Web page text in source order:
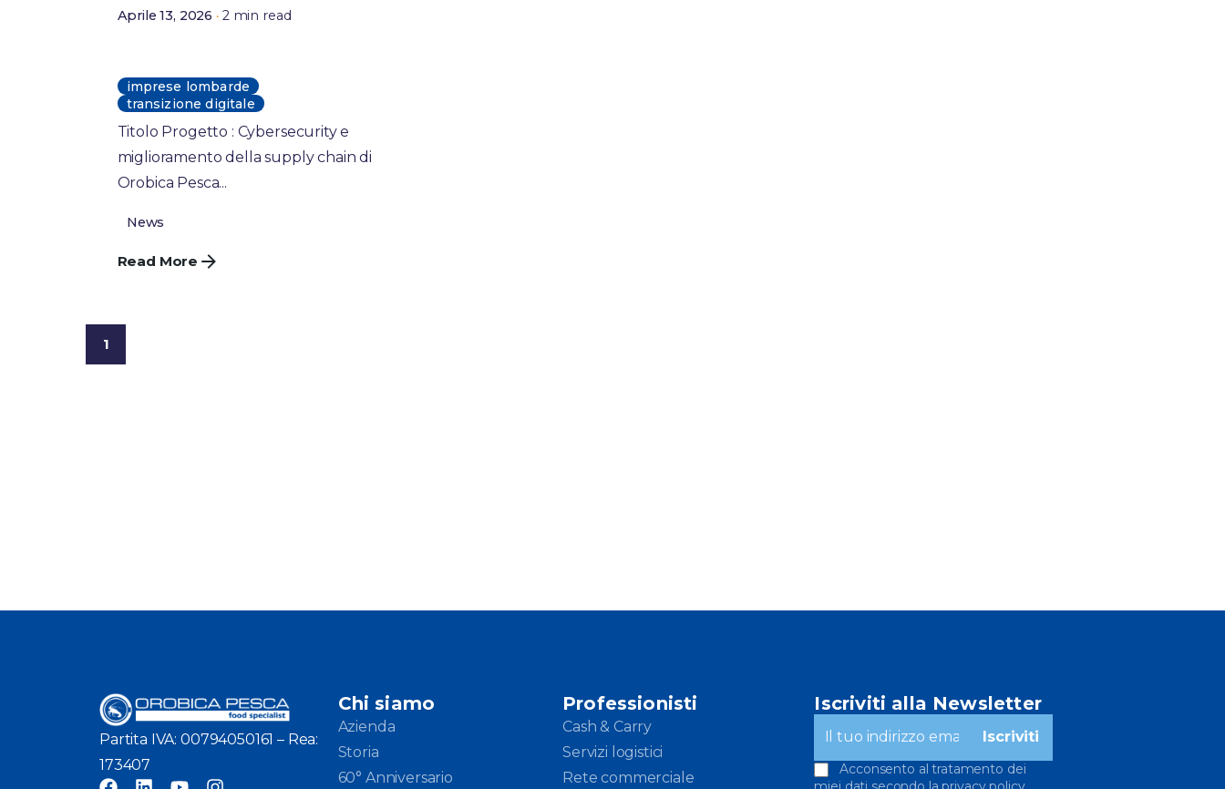
Aprile 13, 2026 2 min read
imprese lombarde
transizione digitale
Titolo Progetto : Cybersecurity e
miglioramento della supply chain di
Orobica Pesca...
News
Read More
1
Partita IVA: 00794050161 – Rea:
173407
Chi siamo
Azienda
Storia
60° Anniversario
Professionisti
Cash & Carry
Servizi logistici
Rete commerciale
Iscriviti alla Newsletter
Acconsento al tratamento dei